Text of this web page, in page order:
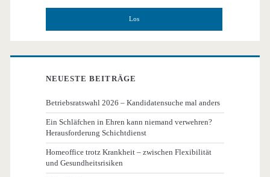
NEUESTE BEITRÄGE
Betriebsratswahl 2026 – Kandidatensuche mal anders
Ein Schläfchen in Ehren kann niemand verwehren?
Herausforderung Schichtdienst
Homeoffice trotz Krankheit – zwischen Flexibilität
und Gesundheitsrisiken